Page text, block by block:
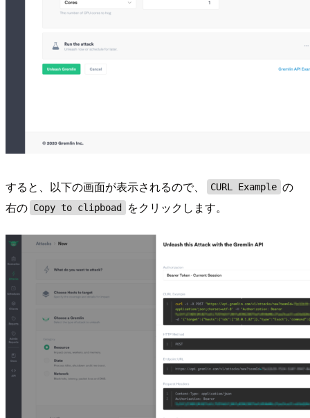
すると、以下の画面が表示されるので、 CURL Example の
右の Copy to clipboad をクリックします。